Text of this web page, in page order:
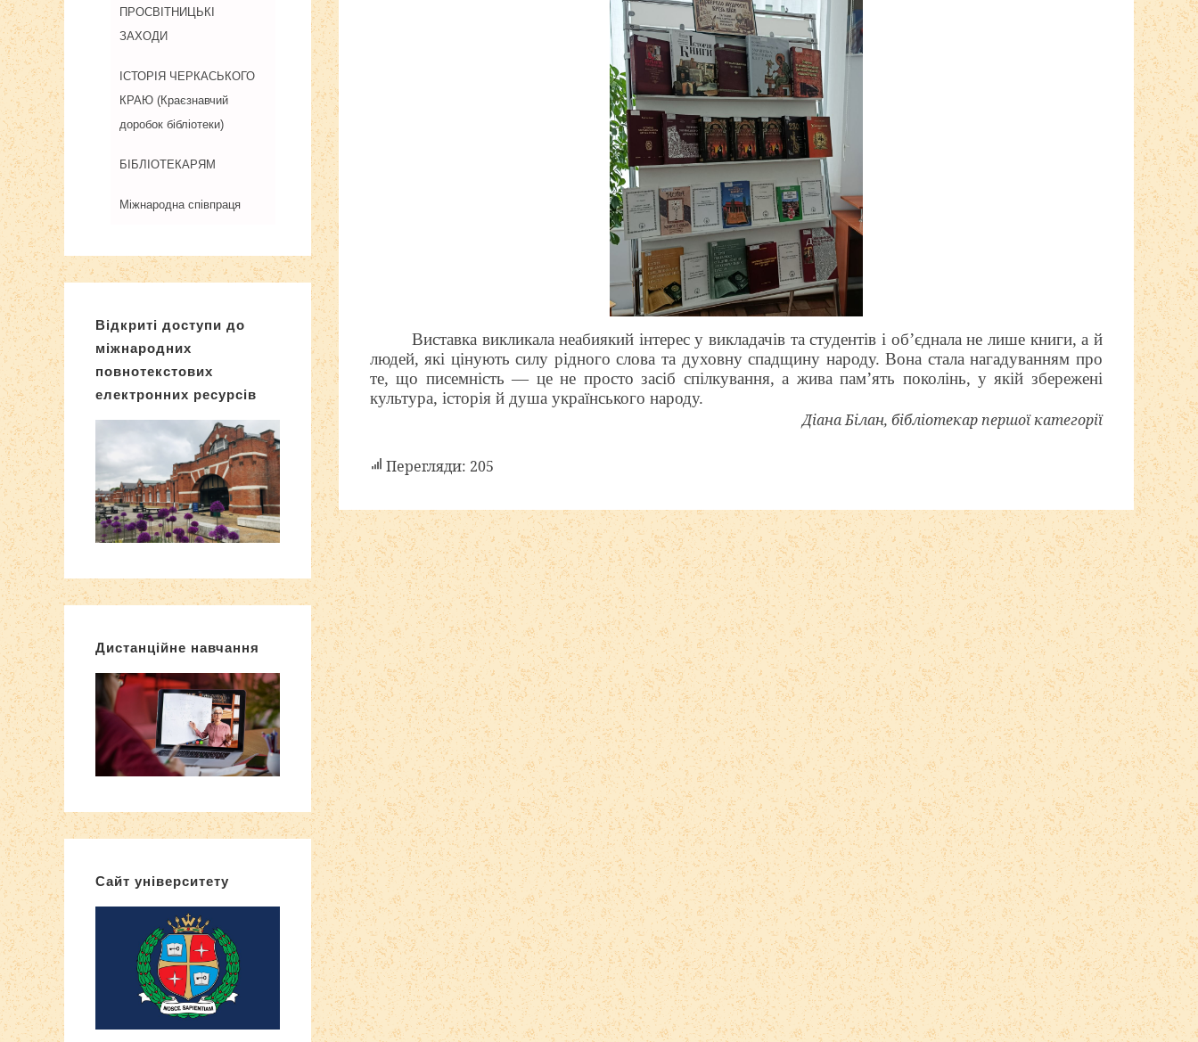
ПРОСВІТНИЦЬКІ
ЗАХОДИ
ІСТОРІЯ ЧЕРКАСЬКОГО
КРАЮ (Краєзнавчий
доробок бібліотеки)
БІБЛІОТЕКАРЯМ
Міжнародна співпраця
Відкриті доступи до
міжнародних
повнотекстових
електронних ресурсів
Дистанційне навчання
Сайт університету
Виставка викликала неабиякий інтерес у викладачів та студентів і об’єднала не лише книги, а й
людей, які цінують силу рідного слова та духовну спадщину народу. Вона стала нагадуванням про
те, що писемність — це не просто засіб спілкування, а жива пам’ять поколінь, у якій збережені
культура, історія й душа українського народу.
Діана Білан, бібліотекар першої категорії
Перегляди: 205